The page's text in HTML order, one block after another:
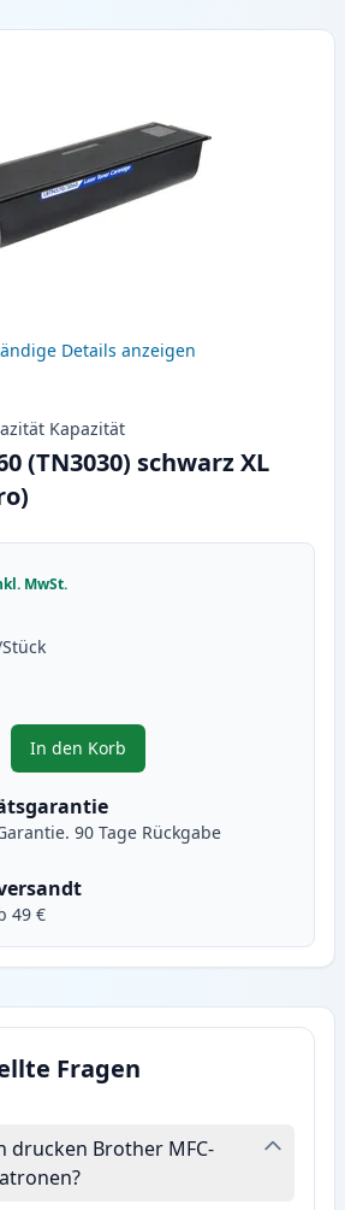
Details anzeigen
Kapazität
(TN3030) schwarz XL
MwSt.
Tasten, um anzupassen
In den Korb
, Brother TN3060 (TN3030)
90 Tage Rückgabe
49 €
Fragen
drucken Brother MFC-